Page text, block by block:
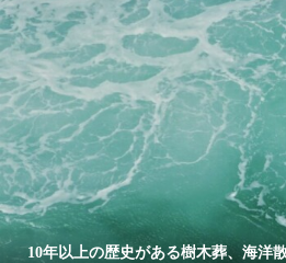
10年以上の歴史がある樹木葬、海洋